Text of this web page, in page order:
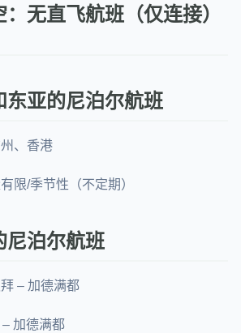
无直飞航班（仅连接）
东亚的尼泊尔航班
、香港
限/季节性（不定期）
尼泊尔航班
– 加德满都
加德满都